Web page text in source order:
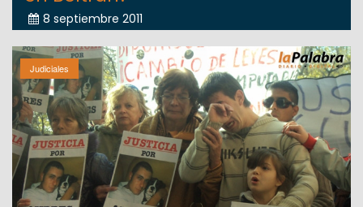
8 septiembre 2011
Judiciales